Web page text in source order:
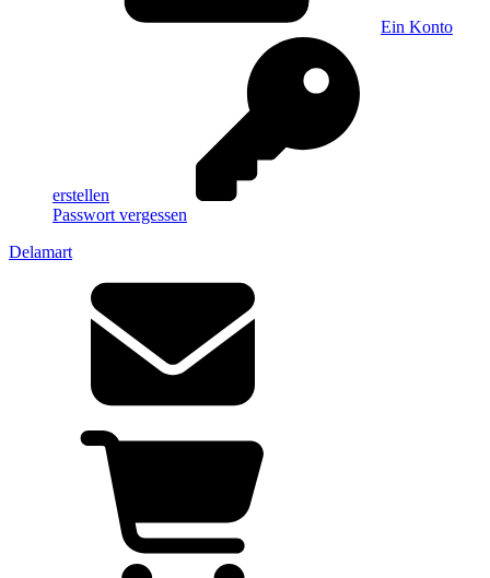
Ein Konto
erstellen
Passwort vergessen
Delamart